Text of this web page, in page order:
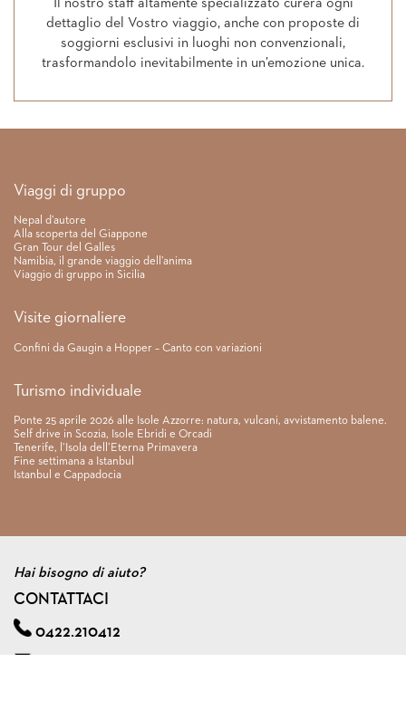
Il nostro staff altamente specializzato curerà ogni
dettaglio del Vostro viaggio, anche con proposte di
soggiorni esclusivi in luoghi non convenzionali,
trasformandolo inevitabilmente in un’emozione unica.
Link rapidi
Viaggi di gruppo
Nepal d’autore
Alla scoperta del Giappone
Gran Tour del Galles
Namibia, il grande viaggio dell’anima
Viaggio di gruppo in Sicilia
Visite giornaliere
Confini da Gaugin a Hopper – Canto con variazioni
Turismo individuale
Ponte 25 aprile 2026 alle Isole Azzorre: natura, vulcani, avvistamento balene.
Self drive in Scozia, Isole Ebridi e Orcadi
Tenerife, l’Isola dell’Eterna Primavera
Fine settimana a Istanbul
Istanbul e Cappadocia
Hai bisogno di aiuto?
CONTATTACI
0422.210412